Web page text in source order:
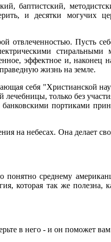
баптистский,
и десятки могучих
отвлеченностью. Пусть
эффектное и, наконец
жизнь на земле.
себя "Христианской
только без
портиками
на небесах. Она делает
среднему
которая так же полезна,
в него - и он поможет